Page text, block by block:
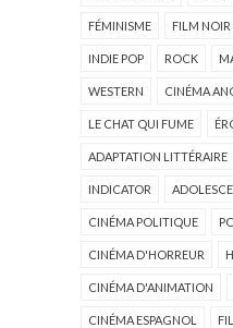
FÉMINISME FILM NOIR
INDIE POP ROCK
WESTERN CINÉMA
LE CHAT QUI FUME
ADAPTATION LITTÉRAIRE
INDICATOR
CINÉMA POLITIQUE
CINÉMA D'HORREUR
CINÉMA D'ANIMATION
CINÉMA ESPAGNOL